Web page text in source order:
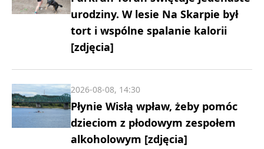
urodziny. W lesie Na Skarpie był
tort i wspólne spalanie kalorii
[zdjęcia]
Płynie Wisłą wpław, żeby pomóc
dzieciom z płodowym zespołem
alkoholowym [zdjęcia]
2026-08-08, 14:30